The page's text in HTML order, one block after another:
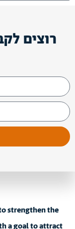
strengthen the
a goal to attract